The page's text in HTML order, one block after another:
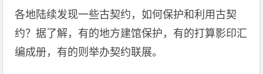
各地陆续发现一些古契约，如何保护和利用古契
约？据了解，有的地方建馆保护，有的打算影印汇
编成册，有的则举办契约联展。